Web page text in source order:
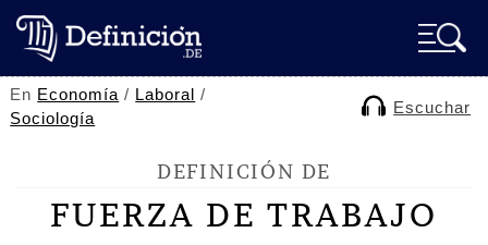
En Economía / Laboral /
Sociología
Escuchar
DEFINICIÓN DE
FUERZA DE TRABAJO